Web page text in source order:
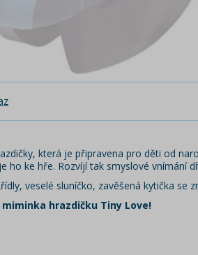
která je připravena pro děti od
ho ke hře. Rozvíjí tak smyslové vnímání
veselé sluníčko, zavěšená kytička
hrazdičku Tiny Love!